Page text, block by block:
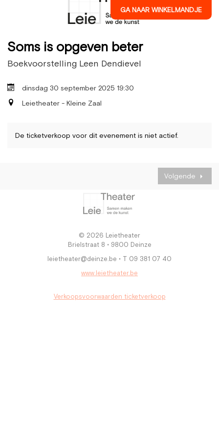
GA NAAR WINKELMANDJE
Soms is opgeven beter
Boekvoorstelling Leen Dendievel
dinsdag 30 september 2025 19:30
Leietheater - Kleine Zaal
De ticketverkoop voor dit evenement is niet actief.
Volgende
© 2026 Leietheater
Brielstraat 8 • 9800 Deinze
leietheater@deinze.be • T 09 381 07 40
www.leietheater.be
Verkoopsvoorwaarden ticketverkoop